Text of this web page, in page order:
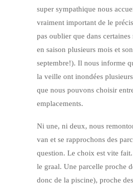
super sympathique nous
vraiment important de le
pas oublier que dans
en saison plusieurs mois et
septembre!). Il nous informe
la veille ont inondées
que nous pouvons choisir
emplacements.
Ni une, ni deux, nous
van et se rapprochons des
question. Le choix est vite
le graal. Une parcelle proche
donc de la piscine), proche